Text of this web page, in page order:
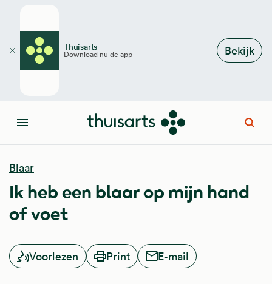
Thuisarts
Download nu de app Bekijk
Sluiten
Menu
Blaar
Ik heb een blaar op mijn hand
of voet
Voorlezen Print E-mail